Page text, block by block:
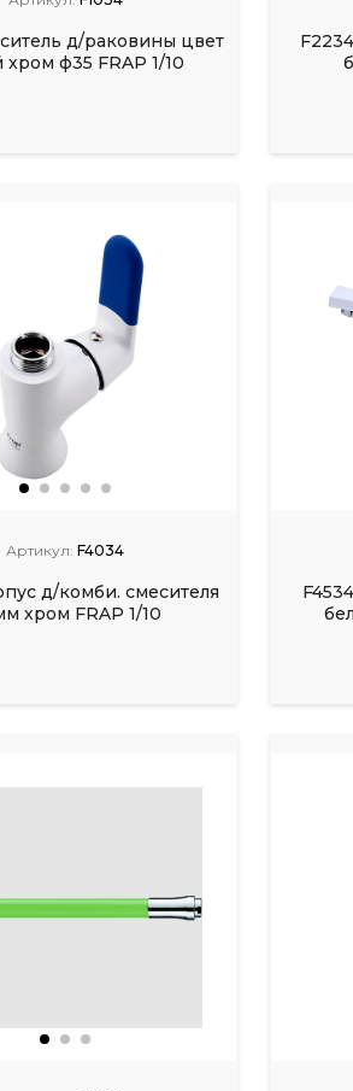
д/раковины цвет
хром ф35 FRAP 1/10
Артикул: F4034
д/комби. смесителя
хром FRAP 1/10